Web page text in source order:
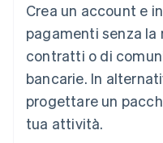
Crea un account e
pagamenti senza
contratti o di
bancarie. In
progettare un
tua attività.
Lussemburgo
Deutsch English
Malaysia
English 简体中文
Malta
Messico
EspañolEnglish